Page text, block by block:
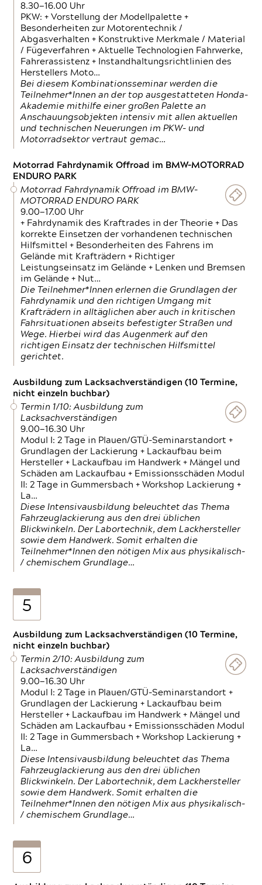
8.30—16.00 Uhr
PKW: + Vorstellung der Modellpalette +
Besonderheiten zur Motorentechnik /
Abgasverhalten + Konstruktive Merkmale / Material
/ Fügeverfahren + Aktuelle Technologien Fahrwerke,
Fahrerassistenz + Instandhaltungsrichtlinien des
Herstellers Moto…
Bei diesem Kombinationsseminar werden die
Teilnehmer*Innen an der top ausgestatteten Honda-
Akademie mithilfe einer großen Palette an
Anschauungsobjekten intensiv mit allen aktuellen
und technischen Neuerungen im PKW- und
Motorradsektor vertraut gemac…
Motorrad Fahrdynamik Offroad im BMW-MOTORRAD
ENDURO PARK
Motorrad Fahrdynamik Offroad im BMW-
MOTORRAD ENDURO PARK
9.00—17.00 Uhr
+ Fahrdynamik des Kraftrades in der Theorie + Das
korrekte Einsetzen der vorhandenen technischen
Hilfsmittel + Besonderheiten des Fahrens im
Gelände mit Krafträdern + Richtiger
Leistungseinsatz im Gelände + Lenken und Bremsen
im Gelände + Nut…
Die Teilnehmer*Innen erlernen die Grundlagen der
Fahrdynamik und den richtigen Umgang mit
Krafträdern in alltäglichen aber auch in kritischen
Fahrsituationen abseits befestigter Straßen und
Wege. Hierbei wird das Augenmerk auf den
richtigen Einsatz der technischen Hilfsmittel
gerichtet.
Ausbildung zum Lacksachverständigen (10 Termine,
nicht einzeln buchbar)
Termin 1/10: Ausbildung zum
Lacksachverständigen
9.00—16.30 Uhr
Modul I: 2 Tage in Plauen/GTÜ-Seminarstandort +
Grundlagen der Lackierung + Lackaufbau beim
Hersteller + Lackaufbau im Handwerk + Mängel und
Schäden am Lackaufbau + Emissionsschäden Modul
II: 2 Tage in Gummersbach + Workshop Lackierung +
La…
Diese Intensivausbildung beleuchtet das Thema
Fahrzeuglackierung aus den drei üblichen
Blickwinkeln. Der Labortechnik, dem Lackhersteller
sowie dem Handwerk. Somit erhalten die
Teilnehmer*Innen den nötigen Mix aus physikalisch-
/ chemischem Grundlage…
5
Ausbildung zum Lacksachverständigen (10 Termine,
nicht einzeln buchbar)
Termin 2/10: Ausbildung zum
Lacksachverständigen
9.00—16.30 Uhr
Modul I: 2 Tage in Plauen/GTÜ-Seminarstandort +
Grundlagen der Lackierung + Lackaufbau beim
Hersteller + Lackaufbau im Handwerk + Mängel und
Schäden am Lackaufbau + Emissionsschäden Modul
II: 2 Tage in Gummersbach + Workshop Lackierung +
La…
Diese Intensivausbildung beleuchtet das Thema
Fahrzeuglackierung aus den drei üblichen
Blickwinkeln. Der Labortechnik, dem Lackhersteller
sowie dem Handwerk. Somit erhalten die
Teilnehmer*Innen den nötigen Mix aus physikalisch-
/ chemischem Grundlage…
6